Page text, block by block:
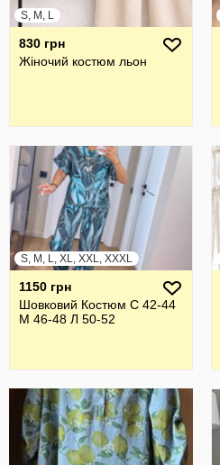
S, M, L
830 грн
Жіночий костюм льон
S, M, L, XL, XXL, XXXL
1150 грн
Шовковий Костюм С 42-44
М 46-48 Л 50-52